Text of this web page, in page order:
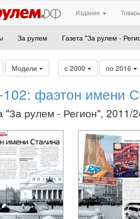
Издания
За рулем Газета "За рулем -
Модели с 2000 по 2016
фаэтон имени
"За рулем - Регион", 2011/